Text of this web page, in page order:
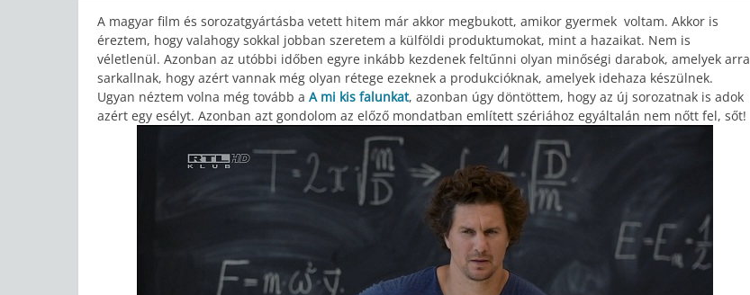
A magyar film és sorozatgyártásba vetett hitem már akkor megbukott, amikor gyermek voltam. Akkor is
éreztem, hogy valahogy sokkal jobban szeretem a külföldi produktumokat, mint a hazaikat. Nem is
véletlenül. Azonban az utóbbi időben egyre inkább kezdenek feltűnni olyan minőségi darabok, amelyek arra
sarkallnak, hogy azért vannak még olyan rétege ezeknek a produkcióknak, amelyek idehaza készülnek.
Ugyan néztem volna még tovább a A mi kis falunkat, azonban úgy döntöttem, hogy az új sorozatnak is adok
azért egy esélyt. Azonban azt gondolom az előző mondatban említett szériához egyáltalán nem nőtt fel, sőt!